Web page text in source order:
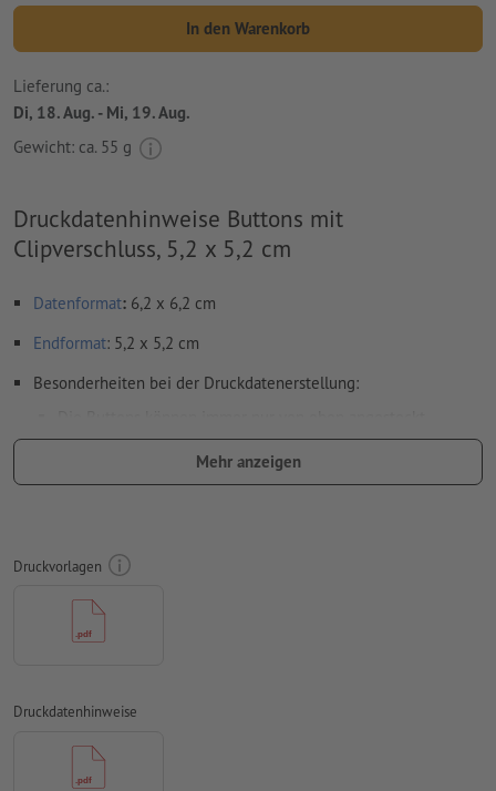
In den Warenkorb
Lieferung ca.:
Di, 18. Aug. - Mi, 19. Aug.
Gewicht: ca. 55 g
Druckdatenhinweise Buttons mit
Clipverschluss, 5,2 x 5,2 cm
Datenformat: 6,2 x 6,2 cm
Endformat: 5,2 x 5,2 cm
Besonderheiten bei der Druckdatenerstellung:
werden. Ihre Druckdaten werden immer entsprechend der
Leserichtung von uns so gedreht, damit sie nicht auf dem
ein Umklapprand von zusätzlich 5 mm zum Endformat
Schriftgröße: mindestens 8 Pt
Anschnitt.
Auflösung:
Mehr anzeigen
Druckvorlagen
Druckdatenhinweise